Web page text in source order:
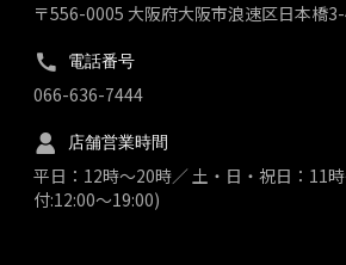
〒556-0005 大阪府大阪市浪速区日本橋
電話番号
066-636-7444
店舗営業時間
平日：12時～20時／ 土・日・祝日：11
付:12:00～19:00)